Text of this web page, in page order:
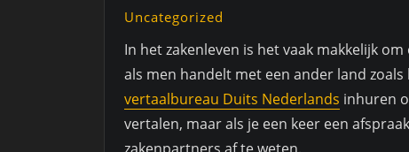
Uncategorized
In het zakenleven is het vaak makkelijk
als men handelt met een ander land
vertaalbureau Duits Nederlands inhuren
vertalen, maar als je een keer een
zakenpartners af te weten.